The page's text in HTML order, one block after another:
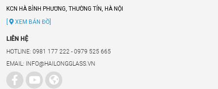
KCN HÀ BÌNH PHƯƠNG, THƯỜNG TÍN, HÀ NỘI
[
XEM BẢN ĐỒ]
LIÊN HỆ
HOTLINE: 0981 177 222 - 0979 525 665
EMAIL: INFO@HAILONGGLASS.VN